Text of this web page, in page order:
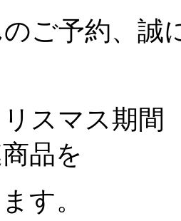
ご予約、誠
スマス期間
品を
す。